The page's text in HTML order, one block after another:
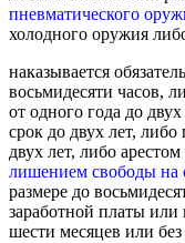
пневматического
холодного оружия
наказывается
восьмидесяти часов,
от одного года до
срок до двух лет,
двух лет, либо
лишением свободы на
размере до
заработной платы или
шести месяцев или без